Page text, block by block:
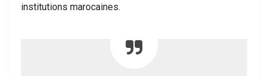
institutions marocaines.